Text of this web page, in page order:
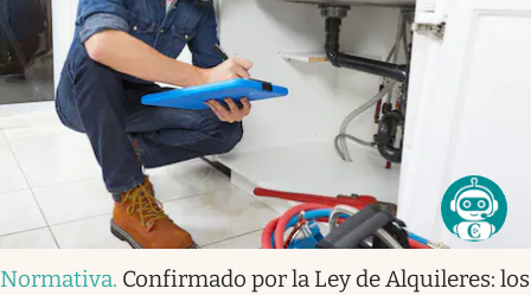
Normativa. Confirmado por la Ley de Alquileres: los